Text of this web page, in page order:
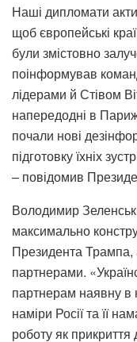
Наші дипломати
щоб європейські
були змістовно
поінформував
лідерами й Стівом
напередодні в
почали нові
підготовку їхніх
– повідомив
Володимир
максимально
Президента Трампа,
партнерами.
партнерам наявну в
наміри Росії та її
роботу як прикриття